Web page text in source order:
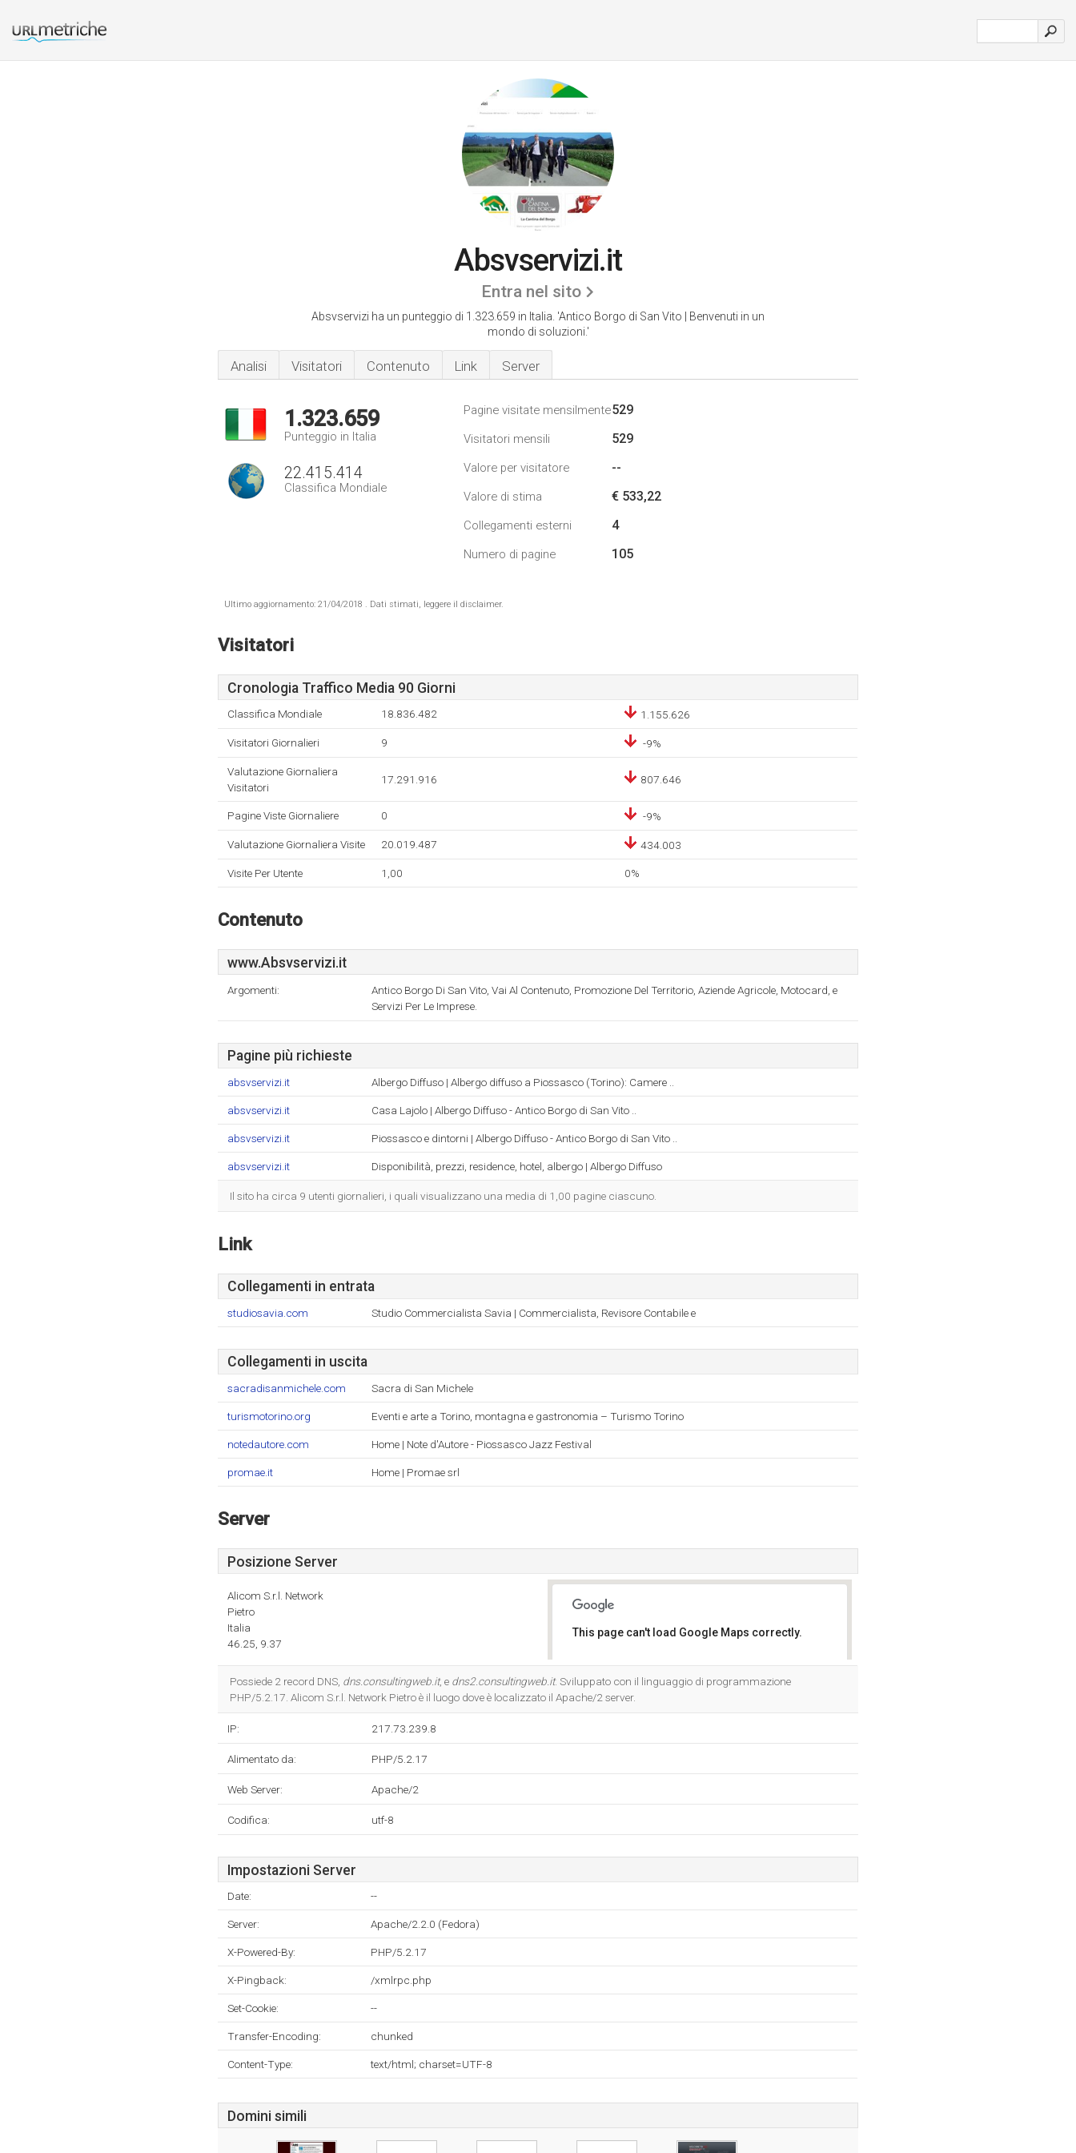
Absvservizi.it
Entra nel sito
Absvservizi ha un punteggio di 1.323.659 in Italia. 'Antico Borgo di San Vito | Benvenuti in un
mondo di soluzioni.'
Analisi Visitatori Contenuto Link Server
1.323.659
Punteggio in Italia
22.415.414
Classifica Mondiale
Pagine visitate mensilmente529
Visitatori mensili 529
Valore per visitatore --
Valore di stima € 533,22
Collegamenti esterni 4
Numero di pagine 105
Ultimo aggiornamento: 21/04/2018 . Dati stimati, leggere il disclaimer.
Visitatori
Cronologia Traffico Media 90 Giorni
Classifica Mondiale 18.836.482 1.155.626
Visitatori Giornalieri 9 -9%
Valutazione Giornaliera
Visitatori
17.291.916 807.646
Pagine Viste Giornaliere 0 -9%
Valutazione Giornaliera Visite 20.019.487 434.003
Visite Per Utente 1,00 0%
Contenuto
www.Absvservizi.it
Argomenti:
Antico Borgo Di San Vito, Vai Al Contenuto, Promozione Del Territorio, Aziende Agricole, Motocard, e
Servizi Per Le Imprese.
Pagine più richieste
absvservizi.it Albergo Diffuso | Albergo diffuso a Piossasco (Torino): Camere ..
absvservizi.it Casa Lajolo | Albergo Diffuso - Antico Borgo di San Vito ..
absvservizi.it Piossasco e dintorni | Albergo Diffuso - Antico Borgo di San Vito ..
absvservizi.it Disponibilità, prezzi, residence, hotel, albergo | Albergo Diffuso
Il sito ha circa 9 utenti giornalieri, i quali visualizzano una media di 1,00 pagine ciascuno.
Link
Collegamenti in entrata
studiosavia.com Studio Commercialista Savia | Commercialista, Revisore Contabile e
Collegamenti in uscita
sacradisanmichele.com Sacra di San Michele
turismotorino.org Eventi e arte a Torino, montagna e gastronomia – Turismo Torino
notedautore.com Home | Note d'Autore - Piossasco Jazz Festival
promae.it Home | Promae srl
Server
Posizione Server
Alicom S.r.l. Network
Pietro
Italia
46.25, 9.37
This page can't load Google Maps correctly.
Possiede 2 record DNS, dns.consultingweb.it, e dns2.consultingweb.it. Sviluppato con il linguaggio di programmazione
PHP/5.2.17. Alicom S.r.l. Network Pietro è il luogo dove è localizzato il Apache/2 server.
IP: 217.73.239.8
Alimentato da: PHP/5.2.17
Web Server: Apache/2
Codifica: utf-8
Impostazioni Server
Date: --
Server: Apache/2.2.0 (Fedora)
X-Powered-By: PHP/5.2.17
X-Pingback: /xmlrpc.php
Set-Cookie: --
Transfer-Encoding: chunked
Content-Type: text/html; charset=UTF-8
Domini simili